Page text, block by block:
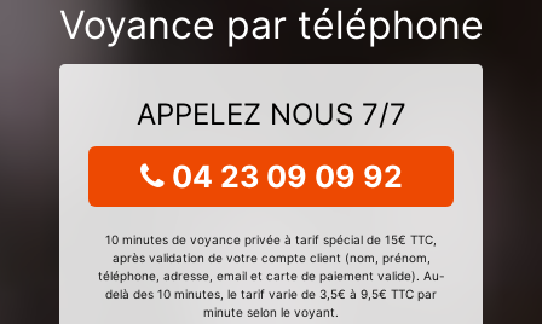
Voyance par téléphone
APPELEZ NOUS 7/7
04 23 09 09 92
10 minutes de voyance privée à tarif spécial de 15€ TTC,
après validation de votre compte client (nom, prénom,
téléphone, adresse, email et carte de paiement valide). Au-
delà des 10 minutes, le tarif varie de 3,5€ à 9,5€ TTC par
minute selon le voyant.